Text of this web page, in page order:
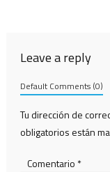
Leave a reply
Default Comments (0)
Tu dirección de
obligatorios están
Comentario *